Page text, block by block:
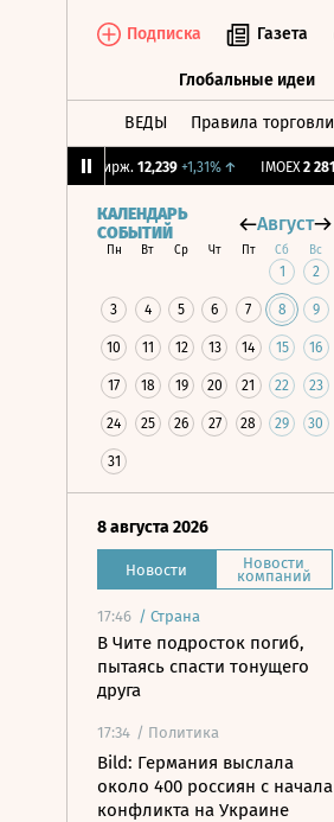
Подписка Газета
Глобальные идеи
ВЕДЫ Правила торговли
CNY Бирж. 12,239 +1,31%↑ IMOEX 2 281,31
КАЛЕНДАРЬ
СОБЫТИЙ
Август
Пн Вт Ср Чт Пт Сб Вс
1 2
3 4 5 6 7 8 9
10 11 12 13 14 15 16
17 18 19 20 21 22 23
24 25 26 27 28 29 30
31
8 августа 2026
Новости Новости
компаний
17:46 / Страна
В Чите подросток погиб,
пытаясь спасти тонущего
друга
17:34 / Политика
Bild: Германия выслала
около 400 россиян с начала
конфликта на Украине